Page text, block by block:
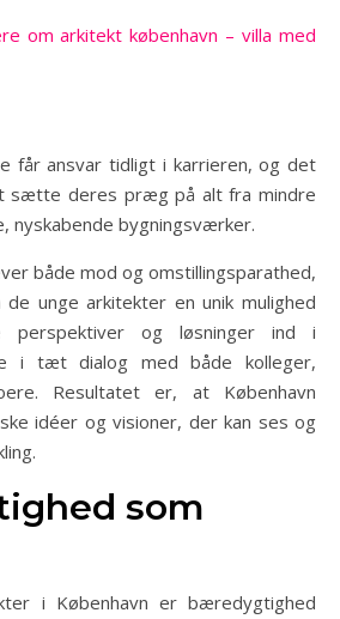
om arkitekt københavn – villa med
får ansvar tidligt i karrieren, og det
sætte deres præg på alt fra mindre
nyskabende bygningsværker.
både mod og omstillingsparathed,
unge arkitekter en unik mulighed
og løsninger ind i
i tæt dialog med både kolleger,
Resultatet er, at København
idéer og visioner, der kan ses og
som
i København er bæredygtighed